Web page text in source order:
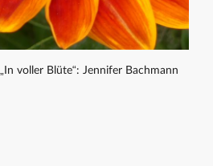
voller Blüte“: Jennifer Bachmann